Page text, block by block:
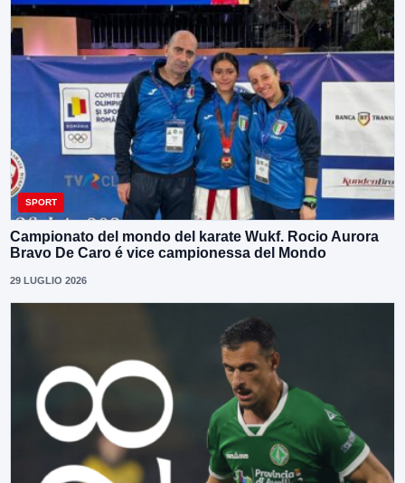
SPORT
Campionato del mondo del karate Wukf. Rocio Aurora
Bravo De Caro é vice campionessa del Mondo
29 LUGLIO 2026